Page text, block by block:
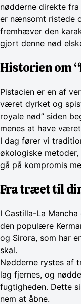
nødderne direkte
er nænsomt ristede
fremhæver den
gjort denne nød
Historien om
Pistacien er en af
været dyrket og
royale nød” siden
menes at have
I dag fører vi
økologiske
gå på kompromis
Fra træet til
I Castilla-La
den populære
og Sirora, som har
skal.
Nødderne rystes af
lag fjernes, og
fugtigheden. Dette
nem at åbne.